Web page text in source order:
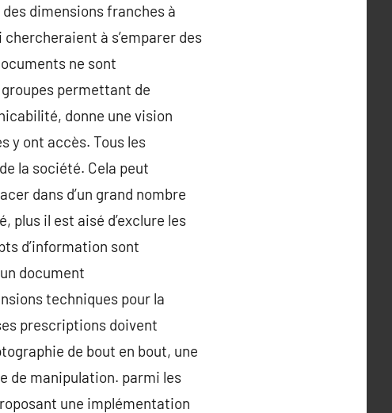
dimensions franches à
à s’emparer des
ne sont
permettant de
donne une vision
y ont accès. Tous les
la société. Cela peut
dans d’un grand nombre
il est aisé d’exclure les
d’information sont
document
techniques pour la
prescriptions doivent
de bout en bout, une
de manipulation. parmi les
une implémentation